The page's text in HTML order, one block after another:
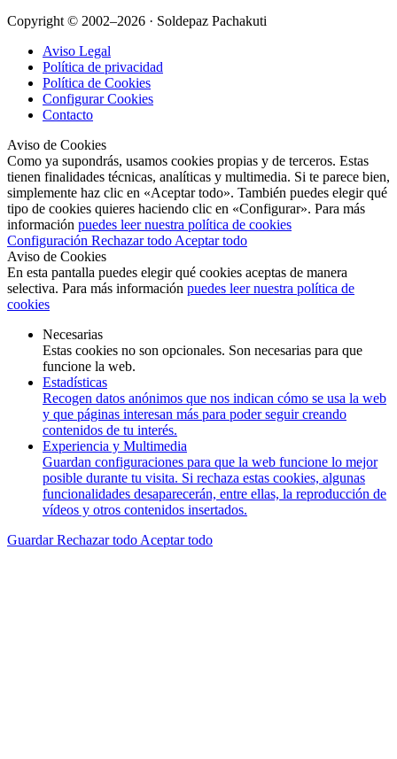
Copyright © 2002–2026 · Soldepaz Pachakuti
Aviso Legal
Política de privacidad
Política de Cookies
Configurar Cookies
Contacto
Aviso de Cookies
Como ya supondrás, usamos cookies propias y de terceros. Estas
tienen finalidades técnicas, analíticas y multimedia. Si te parece bien,
simplemente haz clic en «Aceptar todo». También puedes elegir qué
tipo de cookies quieres haciendo clic en «Configurar». Para más
información puedes leer nuestra política de cookies
Configuración Rechazar todo Aceptar todo
Aviso de Cookies
En esta pantalla puedes elegir qué cookies aceptas de manera
selectiva. Para más información puedes leer nuestra política de
cookies
Necesarias
Estas cookies no son opcionales. Son necesarias para que
funcione la web.
Estadísticas
Recogen datos anónimos que nos indican cómo se usa la web
y que páginas interesan más para poder seguir creando
contenidos de tu interés.
Experiencia y Multimedia
Guardan configuraciones para que la web funcione lo mejor
posible durante tu visita. Si rechaza estas cookies, algunas
funcionalidades desaparecerán, entre ellas, la reproducción de
vídeos y otros contenidos insertados.
GuardarRechazar todo Aceptar todo